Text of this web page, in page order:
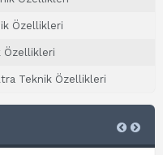
Özellikleri
Özellikleri
Teknik Özellikleri